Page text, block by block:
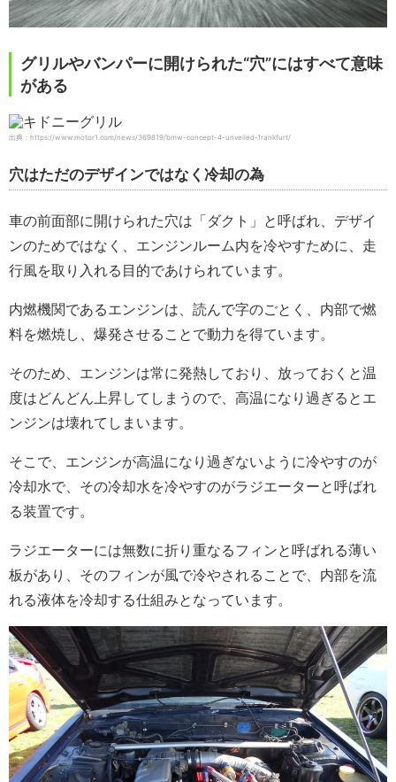
グリルやバンパーに開けられた“穴”にはすべて意味
がある
出典：https://www.motor1.com/news/369819/bmw-concept-4-unveiled-frankfurt/
穴はただのデザインではなく冷却の為
車の前面部に開けられた穴は「ダクト」と呼ばれ、デザイ
ンのためではなく、エンジンルーム内を冷やすために、走
行風を取り入れる目的であけられています。
内燃機関であるエンジンは、読んで字のごとく、内部で燃
料を燃焼し、爆発させることで動力を得ています。
そのため、エンジンは常に発熱しており、放っておくと温
度はどんどん上昇してしまうので、高温になり過ぎるとエ
ンジンは壊れてしまいます。
そこで、エンジンが高温になり過ぎないように冷やすのが
冷却水で、その冷却水を冷やすのがラジエーターと呼ばれ
る装置です。
ラジエーターには無数に折り重なるフィンと呼ばれる薄い
板があり、そのフィンが風で冷やされることで、内部を流
れる液体を冷却する仕組みとなっています。